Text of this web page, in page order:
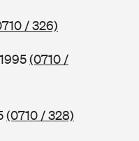
/ 326)
(0710 /
(0710 / 328)